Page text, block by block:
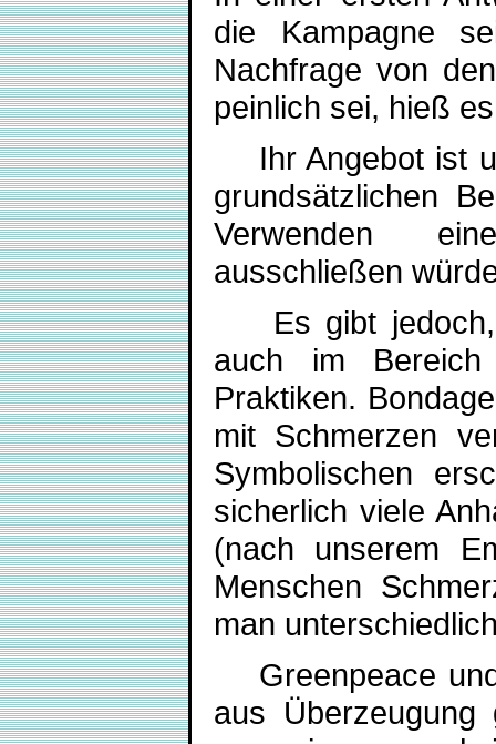
die Kampagne
Nachfrage von
peinlich sei, hieß
Ihr Angebot ist
grundsätzlichen
Verwenden
ausschließen
Es gibt jedoch,
auch im Bereich
Praktiken.
mit Schmerzen
Symbolischen
sicherlich viele
(nach unserem
Menschen
man
Greenpeace
aus Überzeugung